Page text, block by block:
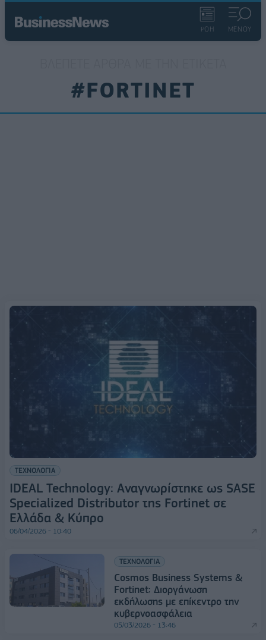
ΡΟΗ ΜΕΝΟΥ
#FORTINET
ΤΕΧΝΟΛΟΓΙΑ
IDEAL Technology: Αναγνωρίστηκε ως SASE
Specialized Distributor της Fortinet σε
Ελλάδα & Κύπρο
06/04/2026 - 10:40
ΤΕΧΝΟΛΟΓΙΑ
Cosmos Business Systems &
Fortinet: Διοργάνωση
εκδήλωσης με επίκεντρο την
κυβερνοασφάλεια
05/03/2026 - 13:46